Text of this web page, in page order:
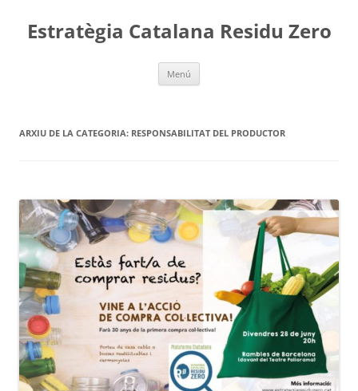
contingut
Estratègia Catalana Residu Zero
Menú
ARXIU DE LA CATEGORIA: RESPONSABILITAT DEL PRODUCTOR